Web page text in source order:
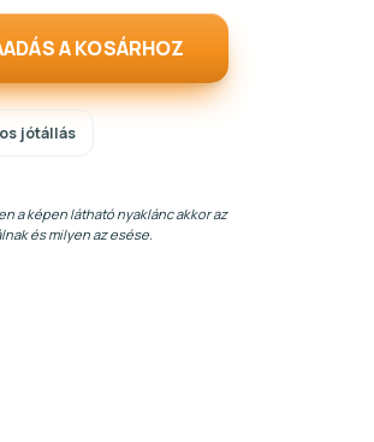
A KOSÁRHOZ
jótállás
a képen látható nyaklánc akkor az
és milyen az esése.